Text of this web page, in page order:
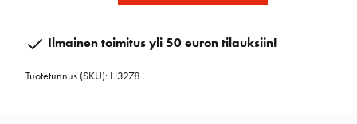
16mmIlmainen toimitus yli 50 euron tilauksiin!
Tuotetunnus (SKU): H3278